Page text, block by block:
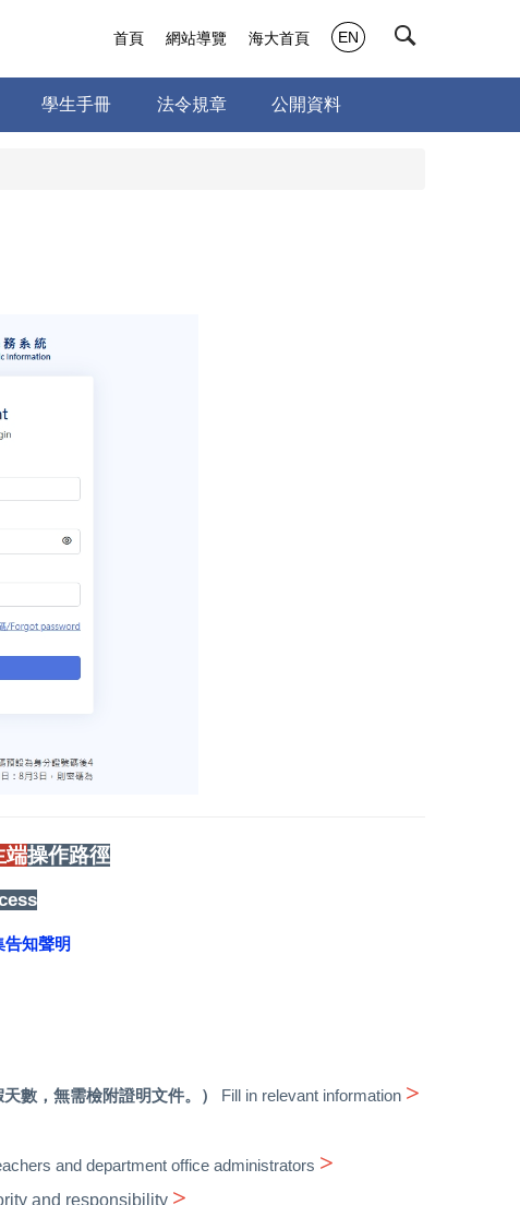
學生手冊 法令規章 公開資料
首頁 網站導覽 海大首頁 EN
端操作路徑
告知聲明
數，無需檢附證明文件。） Fill in relevant information >
and department office administrators >
and responsibility >